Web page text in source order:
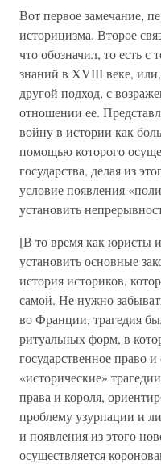
Вот первое замечание,
историцизма. Второе
что обозначил, то есть
знаний в XVIII веке, или,
другой подход, с
отношении ее.
войну в истории как
помощью которого
государства, делая из
условие появления
установить
[В то время как юристы
установить основные
история историков,
самой. Не нужно
во Франции, трагедия
ритуальных форм, в
государственное право
«исторические»
права и короля,
проблему узурпации и
и появления из этого
осуществляется